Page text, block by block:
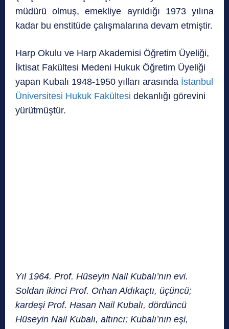
müdürü olmuş, emekliye ayrıldığı 1973 yılına
kadar bu enstitüde çalışmalarına devam etmiştir.
Harp Okulu ve Harp Akademisi Öğretim Üyeliği,
İktisat Fakültesi Medeni Hukuk Öğretim Üyeliği
yapan Kubalı 1948-1950 yılları arasında İstanbul
Üniversitesi Hukuk Fakültesi dekanlığı görevini
yürütmüştür.
Yıl 1964. Prof. Hüseyin Nail Kubalı’nın evi.
Soldan ikinci Prof. Orhan Aldıkaçtı, üçüncü;
kardeşi Prof. Hasan Nail Kubalı, dördüncü
Hüseyin Nail Kubalı, altıncı; Kubalı’nın eşi,